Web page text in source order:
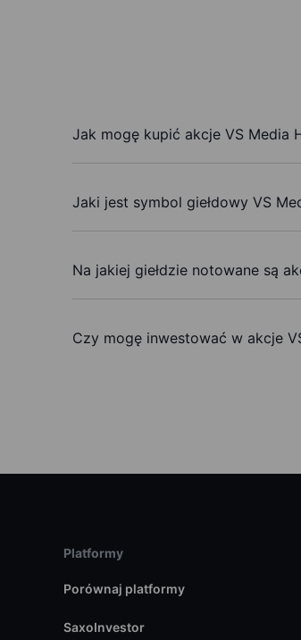
Jak mogę kupić akcje VS Media
Jaki jest symbol giełdowy VS
Na jakiej giełdzie notowane są
Czy mogę inwestować w akcje
Platformy
Porównaj platformy
SaxoInvestor